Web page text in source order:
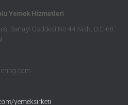
Yemek Hizmetleri
Sanayi Caddesi No:44 Nish, D:C-68,
yemeksirketi